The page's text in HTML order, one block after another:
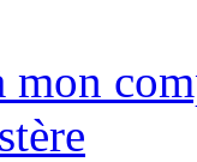
mon